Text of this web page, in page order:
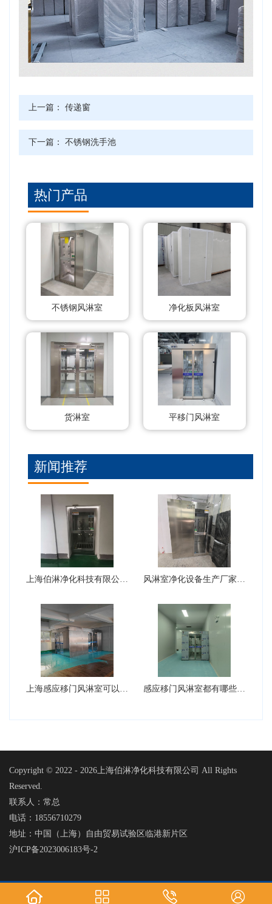
上一篇： 传递窗
下一篇： 不锈钢洗手池
热门产品
不锈钢风淋室 净化板风淋室
货淋室 平移门风淋室
新闻推荐
上海伯淋净化科技有限公司风淋室··· 风淋室净化设备生产厂家可以生产···
上海感应移门风淋室可以设计成L··· 感应移门风淋室都有哪些核心的组···
Copyright © 2022 - 2026上海伯淋净化科技有限公司 All Rights
Reserved.
联系人：常总
电话：18556710279
地址：中国（上海）自由贸易试验区临港新片区
沪ICP备2023006183号-2